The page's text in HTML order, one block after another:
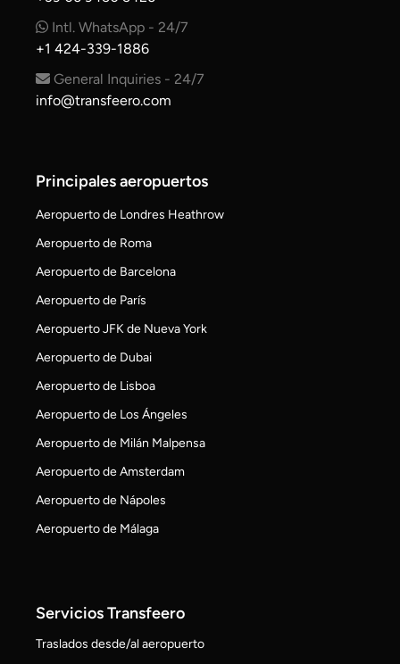
Intl. WhatsApp - 24/7
+1 424-339-1886
General Inquiries - 24/7
info@transfeero.com
Principales aeropuertos
Aeropuerto de Londres Heathrow
Aeropuerto de Roma
Aeropuerto de Barcelona
Aeropuerto de París
Aeropuerto JFK de Nueva York
Aeropuerto de Dubai
Aeropuerto de Lisboa
Aeropuerto de Los Ángeles
Aeropuerto de Milán Malpensa
Aeropuerto de Amsterdam
Aeropuerto de Nápoles
Aeropuerto de Málaga
Servicios Transfeero
Traslados desde/al aeropuerto